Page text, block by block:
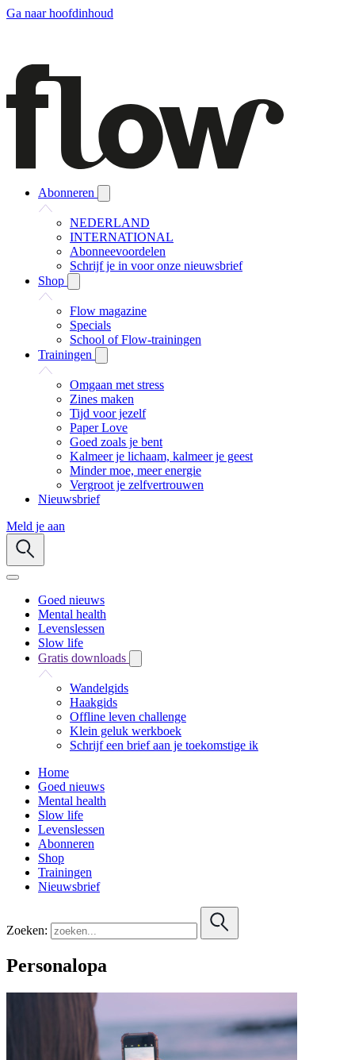
Ga naar hoofdinhoud
Abonneren
NEDERLAND
INTERNATIONAL
Abonneevoordelen
Schrijf je in voor onze nieuwsbrief
Shop
Flow magazine
Specials
School of Flow-trainingen
Trainingen
Omgaan met stress
Zines maken
Tijd voor jezelf
Paper Love
Goed zoals je bent
Kalmeer je lichaam, kalmeer je geest
Minder moe, meer energie
Vergroot je zelfvertrouwen
Nieuwsbrief
Meld je aan
Goed nieuws
Mental health
Levenslessen
Slow life
Gratis downloads
Wandelgids
Haakgids
Offline leven challenge
Klein geluk werkboek
Schrijf een brief aan je toekomstige ik
Home
Goed nieuws
Mental health
Slow life
Levenslessen
Abonneren
Shop
Trainingen
Nieuwsbrief
Zoeken:
Personalopa